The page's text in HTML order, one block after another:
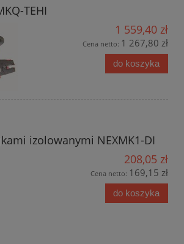
TEHI
1 559,40 zł
Cena netto: 1 267,80 zł
do koszyka
izolowanymi NEXMK1-DI
208,05 zł
Cena netto: 169,15 zł
do koszyka